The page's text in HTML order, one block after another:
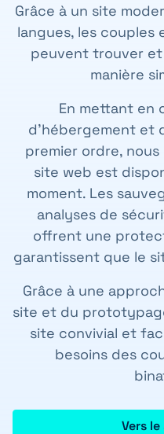
Grâce à un site
langues, les couples
peuvent trouver
manière
En mettant en
d’hébergement et
premier ordre,
site web est
moment. Les
analyses de
offrent une
garantissent que le
Grâce à une
site et du
site convivial et
besoins des
Vers